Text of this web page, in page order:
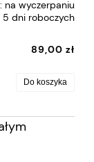
na wyczerpaniu
dni roboczych
89,00 zł
Do koszyka